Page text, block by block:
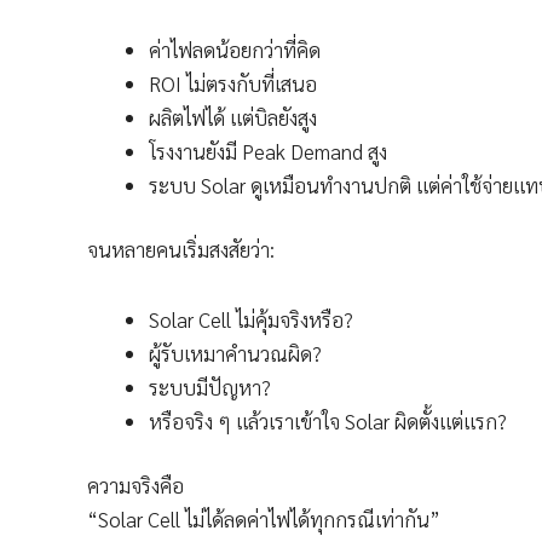
ค่าไฟลดน้อยกว่าที่คิด
ROI ไม่ตรงกับที่เสนอ
ผลิตไฟได้ แต่บิลยังสูง
โรงงานยังมี Peak Demand สูง
ระบบ Solar ดูเหมือนทำงานปกติ แต่ค่าใช้จ่ายแท
จนหลายคนเริ่มสงสัยว่า:
Solar Cell ไม่คุ้มจริงหรือ?
ผู้รับเหมาคำนวณผิด?
ระบบมีปัญหา?
หรือจริง ๆ แล้วเราเข้าใจ Solar ผิดตั้งแต่แรก?
ความจริงคือ
“Solar Cell ไม่ได้ลดค่าไฟได้ทุกกรณีเท่ากัน”